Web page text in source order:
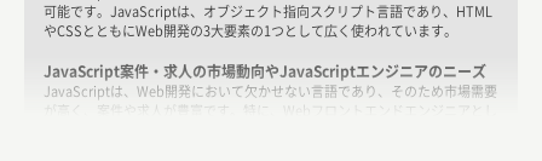
可能です。JavaScriptは、オブジェクト指向スクリプト言語であり、HTML
やCSSとともにWeb開発の3大要素の1つとして広く使われています。
JavaScript案件・求人の市場動向やJavaScriptエンジニアのニーズ
JavaScriptは、Web開発において欠かせない言語であり、そのため市場需要
が高く、案件や求人が豊富です。特に、Webフロントエンドエンジニアとし